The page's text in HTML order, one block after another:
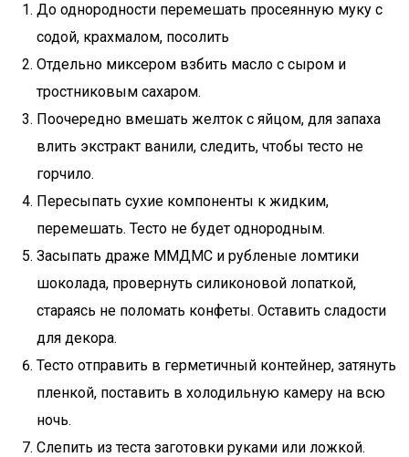
До однородности перемешать просеянную муку с
содой, крахмалом, посолить
Отдельно миксером взбить масло с сыром и
тростниковым сахаром.
Поочередно вмешать желток с яйцом, для запаха
влить экстракт ванили, следить, чтобы тесто не
горчило.
Пересыпать сухие компоненты к жидким,
перемешать. Тесто не будет однородным.
Засыпать драже ММДМС и рубленые ломтики
шоколада, провернуть силиконовой лопаткой,
стараясь не поломать конфеты. Оставить сладости
для декора.
Тесто отправить в герметичный контейнер, затянуть
пленкой, поставить в холодильную камеру на всю
ночь.
Слепить из теста заготовки руками или ложкой.